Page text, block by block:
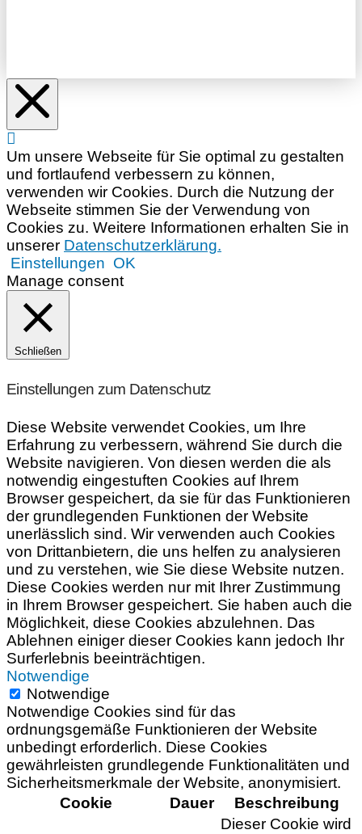
Um unsere Webseite für Sie optimal zu gestalten
und fortlaufend verbessern zu können,
verwenden wir Cookies. Durch die Nutzung der
Webseite stimmen Sie der Verwendung von
Cookies zu. Weitere Informationen erhalten Sie in
unserer Datenschutzerklärung.
Einstellungen OK
Manage consent
Schließen
Einstellungen zum Datenschutz
Diese Website verwendet Cookies, um Ihre
Erfahrung zu verbessern, während Sie durch die
Website navigieren. Von diesen werden die als
notwendig eingestuften Cookies auf Ihrem
Browser gespeichert, da sie für das Funktionieren
der grundlegenden Funktionen der Website
unerlässlich sind. Wir verwenden auch Cookies
von Drittanbietern, die uns helfen zu analysieren
und zu verstehen, wie Sie diese Website nutzen.
Diese Cookies werden nur mit Ihrer Zustimmung
in Ihrem Browser gespeichert. Sie haben auch die
Möglichkeit, diese Cookies abzulehnen. Das
Ablehnen einiger dieser Cookies kann jedoch Ihr
Surferlebnis beeinträchtigen.
Notwendige
Notwendige
Notwendige Cookies sind für das
ordnungsgemäße Funktionieren der Website
unbedingt erforderlich. Diese Cookies
gewährleisten grundlegende Funktionalitäten und
Sicherheitsmerkmale der Website, anonymisiert.
Cookie
Dauer
Beschreibung
Dieser Cookie wird